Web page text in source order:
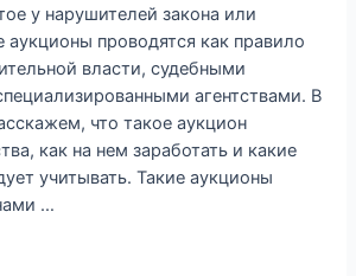
у нарушителей закона или
проводятся как правило
власти, судебными
агентствами. В
что такое аукцион
как на нем заработать и какие
учитывать. Такие аукционы
…